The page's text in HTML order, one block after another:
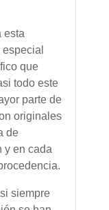
esta
que
todo este
parte de
originales
de
y en cada
siempre